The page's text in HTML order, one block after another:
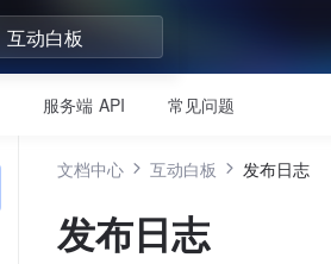
互动白板
服务端 API 常见问题
文档中心 互动白板 发布日志
发布日志